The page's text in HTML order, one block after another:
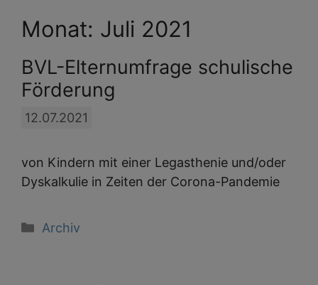
Monat: Juli 2021
BVL-Elternumfrage schulische
Förderung
12.07.2021
von Kindern mit einer Legasthenie und/oder
Dyskalkulie in Zeiten der Corona-Pandemie
Kategorien
Archiv